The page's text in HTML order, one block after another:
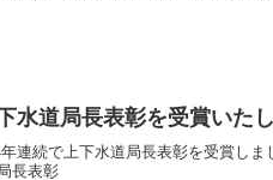
水道局長表彰を受賞いた
連続で上下水道局長表彰を受賞し
長表彰